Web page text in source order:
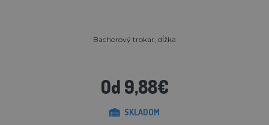
Bachorový trokar, dĺžka
Od 9,88€
SKLADOM